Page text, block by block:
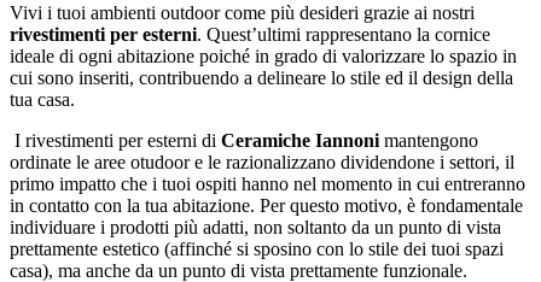
Vivi i tuoi ambienti outdoor come più desideri grazie ai nostri
rivestimenti per esterni. Quest’ultimi rappresentano la cornice
ideale di ogni abitazione poiché in grado di valorizzare lo spazio in
cui sono inseriti, contribuendo a delineare lo stile ed il design della
tua casa.
I rivestimenti per esterni di Ceramiche Iannoni mantengono
ordinate le aree otudoor e le razionalizzano dividendone i settori, il
primo impatto che i tuoi ospiti hanno nel momento in cui entreranno
in contatto con la tua abitazione. Per questo motivo, è fondamentale
individuare i prodotti più adatti, non soltanto da un punto di vista
prettamente estetico (affinché si sposino con lo stile dei tuoi spazi
casa), ma anche da un punto di vista prettamente funzionale.